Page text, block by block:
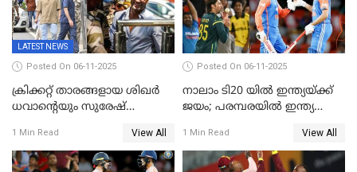
LATEST NEWS
Posted On 06-11-2025
ക്രിക്കറ്റ് താരങ്ങളായ ശിഖർ
ധവാന്‍റെയും സുരേഷ്
കണ്ടുകെട്ടി
1 Min Read View All
Posted On 06-11-2025
നാലാം ടി20 യില്‍ ഇന്ത്യയ്ക്ക്
ജയം; പരമ്പരയിൽ ഇന്ത്യ
1 Min Read View All